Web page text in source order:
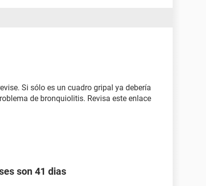
Si sólo es un cuadro gripal ya debería
de bronquiolitis. Revisa este enlace
son 41 dias